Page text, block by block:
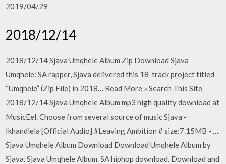
2019/04/29
2018/12/14
2018/12/14 Sjava Umqhele Album Zip Download Sjava
Umqhele: SA rapper, Sjava delivered this 18-track project titled
“Umqhele” (Zip File) in 2018… Read More » Search This Site
2018/12/14 Sjava Umqhele Album mp3 high quality download at
MusicEel. Choose from several source of music Sjava -
Ikhandlela [Official Audio] #Leaving Ambition # size:7.15MB - …
Sjava Umqhele Album Download Download Umqhele Album by
Sjava. Sjava Umqhele Album. SA hiphop download. Download and